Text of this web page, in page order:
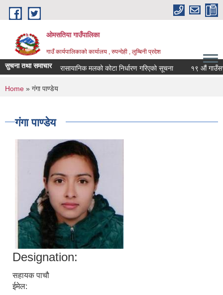
Skip to main content
ओमसतिया गाउँपालिका
गाउँ कार्यपालिकाको कार्यालय , रुपन्देही , लुम्बिनी प्रदेश
सुचना तथा समाचाररासायानिक मलको कोटा निर्धारण गरिएको सूचना १९ औं
You are here
Home » गंगा पाण्डेय
गंगा पाण्डेय
Designation:
सहायक पाचौ
ईमेल: